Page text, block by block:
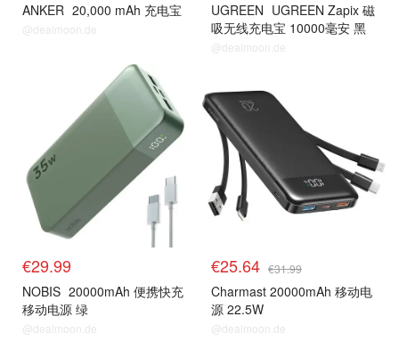
ANKER 20,000 mAh 充电宝
@dealmoon.de
UGREEN UGREEN Zapix 磁
吸无线充电宝 10000毫安 黑
色
@dealmoon.de
€29.99
NOBIS 20000mAh 便携快充
移动电源 绿
@dealmoon.de
€25.64 €31.99
Charmast 20000mAh 移动电
源 22.5W
@dealmoon.de